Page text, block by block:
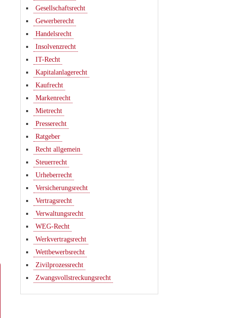
Gesellschaftsrecht
Gewerberecht
Handelsrecht
Insolvenzrecht
IT-Recht
Kapitalanlagerecht
Kaufrecht
Markenrecht
Mietrecht
Presserecht
Ratgeber
Recht allgemein
Steuerrecht
Urheberrecht
Versicherungsrecht
Vertragsrecht
Verwaltungsrecht
WEG-Recht
Werkvertragsrecht
Wettbewerbsrecht
Zivilprozessrecht
Zwangsvollstreckungsrecht